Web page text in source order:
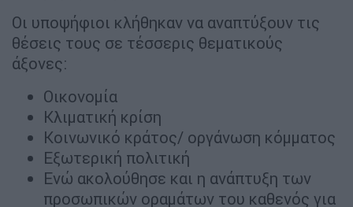
Οι υποψήφιοι κλήθηκαν να αναπτύξουν τις
θέσεις τους σε τέσσερις θεματικούς
άξονες:
Οικονομία
Κλιματική κρίση
Κοινωνικό κράτος/ οργάνωση κόμματος
Εξωτερική πολιτική
Ενώ ακολούθησε και η ανάπτυξη των
προσωπικών οραμάτων του καθενός για